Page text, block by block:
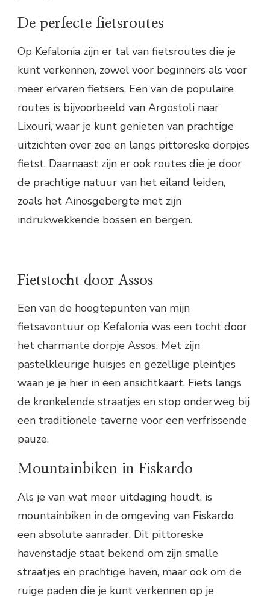
De perfecte fietsroutes
Op Kefalonia zijn er tal van fietsroutes die je
kunt verkennen, zowel voor beginners als voor
meer ervaren fietsers. Een van de populaire
routes is bijvoorbeeld van Argostoli naar
Lixouri, waar je kunt genieten van prachtige
uitzichten over zee en langs pittoreske dorpjes
fietst. Daarnaast zijn er ook routes die je door
de prachtige natuur van het eiland leiden,
zoals het Ainosgebergte met zijn
indrukwekkende bossen en bergen.
Fietstocht door Assos
Een van de hoogtepunten van mijn
fietsavontuur op Kefalonia was een tocht door
het charmante dorpje Assos. Met zijn
pastelkleurige huisjes en gezellige pleintjes
waan je je hier in een ansichtkaart. Fiets langs
de kronkelende straatjes en stop onderweg bij
een traditionele taverne voor een verfrissende
pauze.
Mountainbiken in Fiskardo
Als je van wat meer uitdaging houdt, is
mountainbiken in de omgeving van Fiskardo
een absolute aanrader. Dit pittoreske
havenstadje staat bekend om zijn smalle
straatjes en prachtige haven, maar ook om de
ruige paden die je kunt verkennen op je